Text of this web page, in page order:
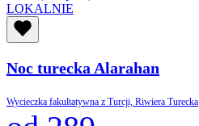
LOKALNIE
Noc turecka Alarahan
Wycieczka fakultatywna z Turcji, Riwiera Turecka